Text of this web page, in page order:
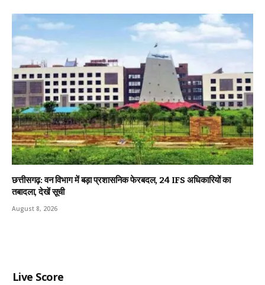
छत्तीसगढ़: वन विभाग में बड़ा प्रशासनिक फेरबदल, 24 IFS अधिकारियों का
तबादला, देखें सूची
August 8, 2026
Live Score